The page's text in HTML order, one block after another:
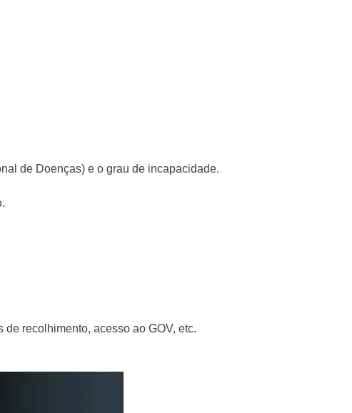
de Doenças) e o grau de incapacidade.
recolhimento, acesso ao GOV, etc.